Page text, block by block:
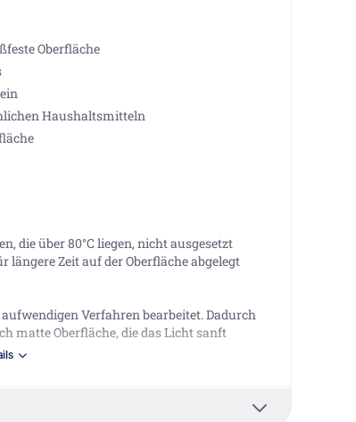
Oberfläche
Haushaltsmitteln
die über 80°C liegen, nicht ausgesetzt
längere Zeit auf der Oberfläche abgelegt
Verfahren bearbeitet. Dadurch
matte Oberfläche, die das Licht sanft
DE, info@steinberg-armaturen.de